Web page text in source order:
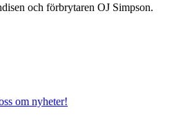
och förbrytaren OJ Simpson.
om nyheter!